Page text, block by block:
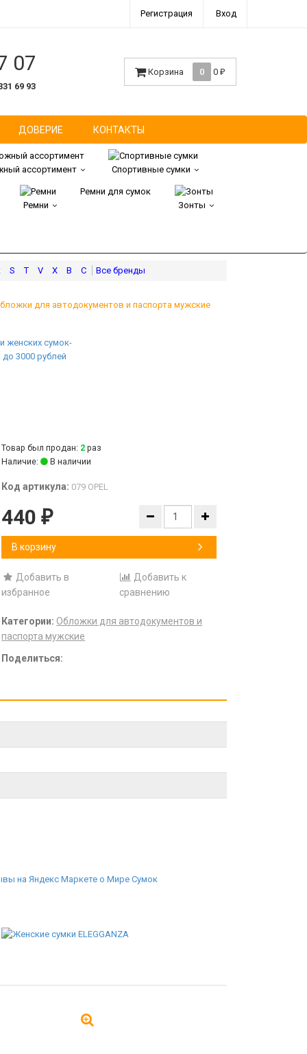
Регистрация Вход
07
69 93
Корзина 0 0 ₽
ДОВЕРИЕ КОНТАКТЫ
ассортимент Спортивные сумки
Ремни
Ремни для сумок
Зонты
S T V X В С
для автодокументов и паспорта мужские
Товар был продан: 2 раз
Наличие:
В наличии
Код артикула: 079 OPEL
440₽
В корзину
Добавить в
избранное
Добавить к
сравнению
Категории: Обложки для автодокументов и
паспорта мужские
Поделиться: